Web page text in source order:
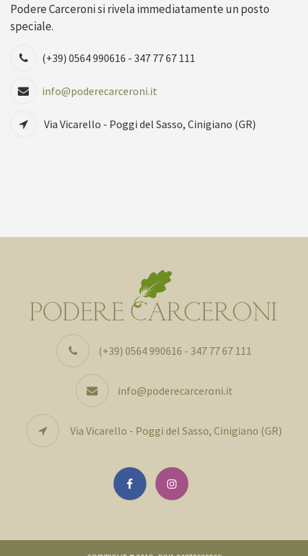
Podere Carceroni si rivela immediatamente un posto
speciale.
(+39) 0564 990616 - 347 77 67 111
info@poderecarceroni.it
Via Vicarello - Poggi del Sasso, Cinigiano (GR)
(+39) 0564 990616 - 347 77 67 111
info@poderecarceroni.it
Via Vicarello - Poggi del Sasso, Cinigiano (GR)